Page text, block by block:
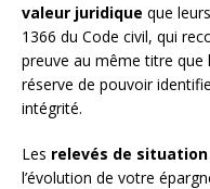
valeur juridique que
1366 du Code civil, qui
preuve au même titre que
réserve de pouvoir
intégrité.
Les relevés de situation
l’évolution de votre